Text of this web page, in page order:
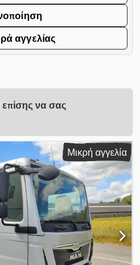
αγγελίας
επίσης να σας
Μικρή αγγελία